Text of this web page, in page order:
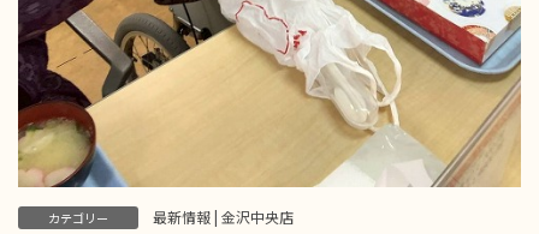
カテゴリー 最新情報 | 金沢中央店